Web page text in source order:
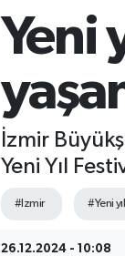
Yeni
İzmir
Yeni Yıl
#Izmir #Yeni yıl
26.12.2024 - 10:08